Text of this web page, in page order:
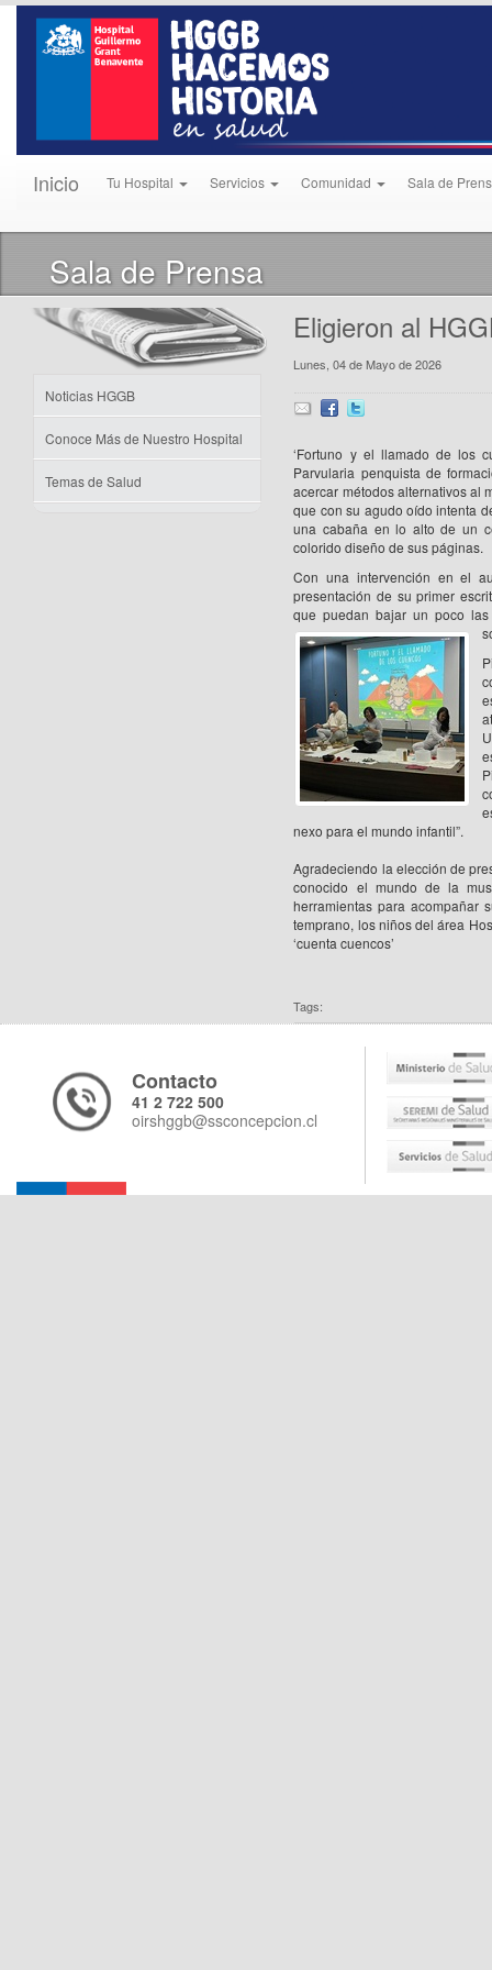
Inicio Tu Hospital Servicios Comunidad Sala de
Sala de Prensa
Noticias HGGB
Conoce Más de Nuestro Hospital
Temas de Salud
Eligieron al
Lunes, 04 de Mayo de 2026
‘Fortuno y el llamado de los
Parvularia penquista de
acercar métodos alternativos al
que con su agudo oído intenta
una cabaña en lo alto de un
colorido diseño de sus páginas.
Con una intervención en el
presentación de su primer
que puedan bajar un poco
nexo para el mundo infantil”.
Agradeciendo la elección de
conocido el mundo de la
herramientas para acompañar
temprano, los niños del área
‘cuenta cuencos’
Tags:
Contacto
41 2 722 500
oirshggb@ssconcepcion.cl